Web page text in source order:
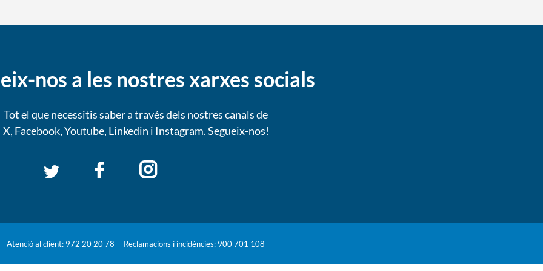
nos a les nostres xarxes socials
Tot el que necessitis saber a través dels nostres canals de
X, Facebook, Youtube, Linkedin i Instagram. Segueix-nos!
Atenció al client: 972 20 20 78 Reclamacions i incidències: 900 701 108